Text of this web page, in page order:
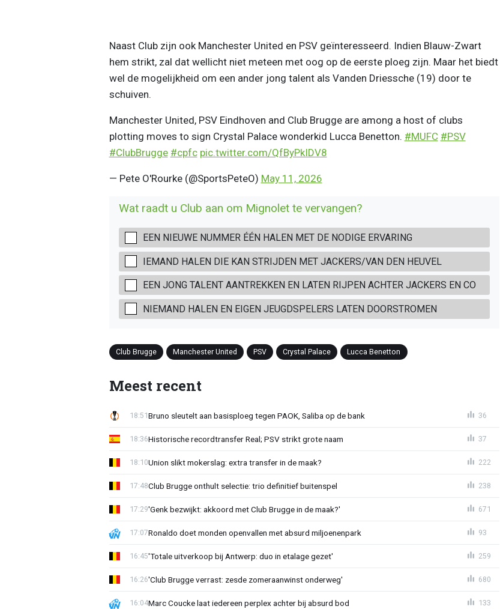
Naast Club zijn ook Manchester United en PSV geïnteresseerd. Indien Blauw-Zwart
hem strikt, zal dat wellicht niet meteen met oog op de eerste ploeg zijn. Maar het biedt
wel de mogelijkheid om een ander jong talent als Vanden Driessche (19) door te
schuiven.
Manchester United, PSV Eindhoven and Club Brugge are among a host of clubs
plotting moves to sign Crystal Palace wonderkid Lucca Benetton. #MUFC #PSV
#ClubBrugge #cpfc pic.twitter.com/QfByPkIDV8
— Pete O'Rourke (@SportsPeteO) May 11, 2026
Wat raadt u Club aan om Mignolet te vervangen?
EEN NIEUWE NUMMER ÉÉN HALEN MET DE NODIGE ERVARING
IEMAND HALEN DIE KAN STRIJDEN MET JACKERS/VAN DEN HEUVEL
EEN JONG TALENT AANTREKKEN EN LATEN RIJPEN ACHTER JACKERS EN CO
NIEMAND HALEN EN EIGEN JEUGDSPELERS LATEN DOORSTROMEN
Club Brugge Manchester United PSV Crystal Palace Lucca Benetton
Meest recent
Bruno sleutelt aan basisploeg tegen PAOK, Saliba op de bank
18:51 36
Historische recordtransfer Real; PSV strikt grote naam
18:36 37
Union slikt mokerslag: extra transfer in de maak?
18:10 222
Club Brugge onthult selectie: trio definitief buitenspel
17:48 238
'Genk bezwijkt: akkoord met Club Brugge in de maak?'
17:29 671
Ronaldo doet monden openvallen met absurd miljoenenpark
17:07 93
'Totale uitverkoop bij Antwerp: duo in etalage gezet'
16:45 259
'Club Brugge verrast: zesde zomeraanwinst onderweg'
16:26 680
Marc Coucke laat iedereen perplex achter bij absurd bod
16:04 133